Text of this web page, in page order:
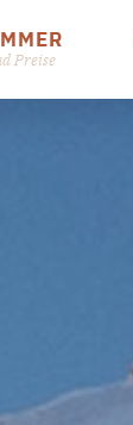
Preise